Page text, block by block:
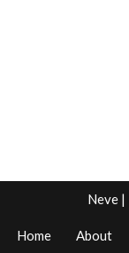
Neve |
Home About